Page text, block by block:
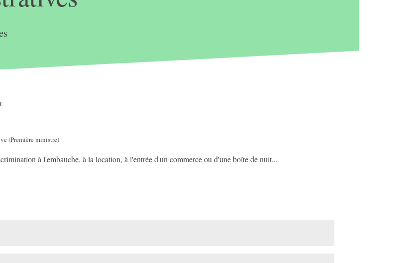
(Première ministre)
à l'embauche, à la location, à l'entrée d'un commerce ou d'une boîte de nuit...